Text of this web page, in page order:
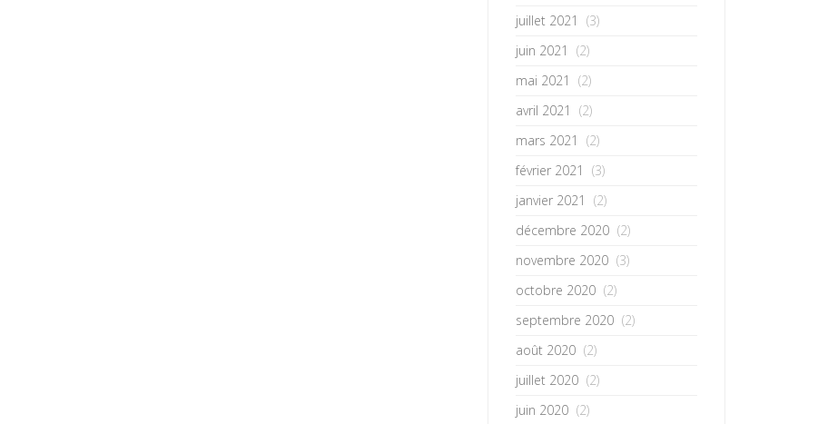
juillet 2021
(3)
juin 2021
(2)
mai 2021
(2)
avril 2021
(2)
mars 2021
(2)
février 2021
(3)
janvier 2021
(2)
décembre 2020 (2)
novembre 2020 (3)
octobre 2020 (2)
septembre 2020 (2)
août 2020 (2)
juillet 2020 (2)
juin 2020 (2)